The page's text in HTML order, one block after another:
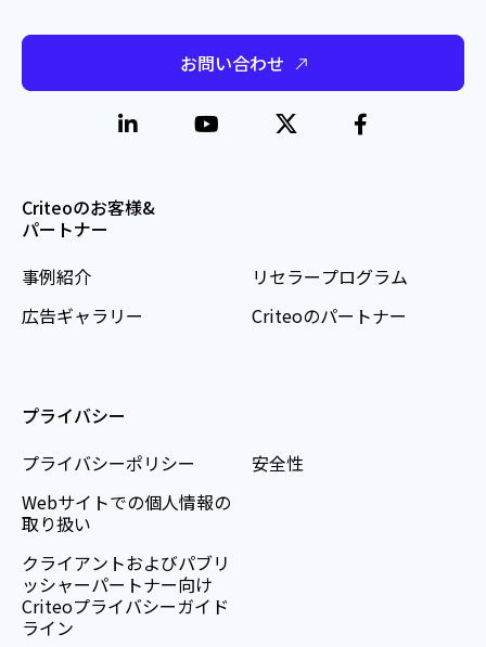
お問い合わせ
Criteoのお客様&
パートナー
事例紹介
広告ギャラリー
リセラープログラム
Criteoのパートナー
プライバシー
プライバシーポリシー
Webサイトでの個人情報の
取り扱い
クライアントおよびパブリ
ッシャーパートナー向け
Criteoプライバシーガイド
ライン
安全性